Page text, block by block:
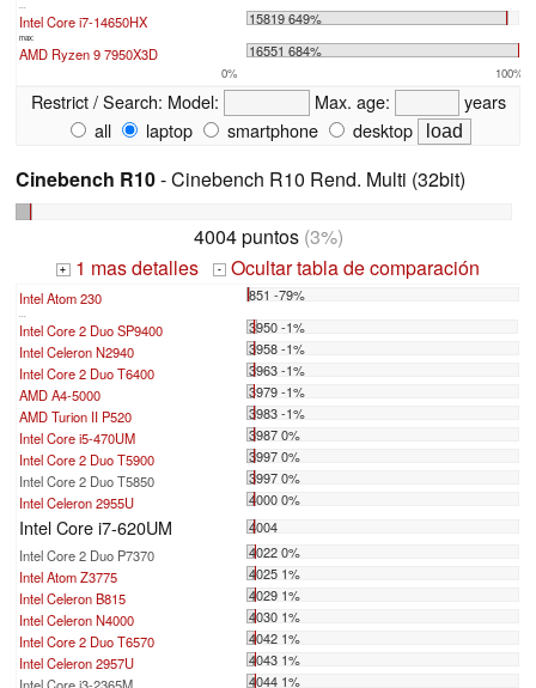
Intel Core i7-14650HX 15819 649%
max:
AMD Ryzen 9 7950X3D 16551 684%
0% 100%
Restrict / Search: Model: Max. age:
years
all
laptop smartphone desktop
Cinebench R10- Cinebench R10 Rend. Multi (32bit)
4004 puntos(3%)
+ 1 mas detalles - Ocultar tabla de comparación
Intel Atom 230 851 -79%
...
Intel Core 2 Duo SP9400
3950 -1%
Intel Celeron N2940
3958 -1%
Intel Core 2 Duo T6400
3963 -1%
AMD A4-5000
3979 -1%
AMD Turion II P520
3983 -1%
Intel Core i5-470UM
3987 0%
Intel Core 2 Duo T5900
3997 0%
Intel Core 2 Duo T5850
3997 0%
Intel Celeron 2955U
4000 0%
Intel Core i7-620UM
4004
Intel Core 2 Duo P7370
4022 0%
Intel Atom Z3775
4025 1%
Intel Celeron B815
4029 1%
Intel Celeron N4000
4030 1%
Intel Core 2 Duo T6570
4042 1%
Intel Celeron 2957U
4043 1%
4044 1%